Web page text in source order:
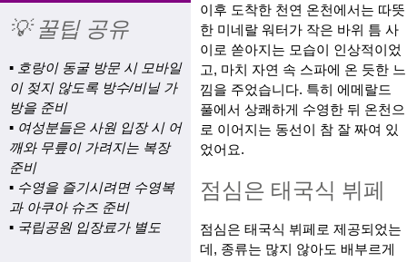
💡 꿀팁 공유
▪ 호랑이 동굴 방문 시 모바일
이 젖지 않도록 방수/비닐 가
방을 준비
▪ 여성분들은 사원 입장 시 어
깨와 무릎이 가려지는 복장
준비
▪ 수영을 즐기시려면 수영복
과 아쿠아 슈즈 준비
▪ 국립공원 입장료가 별도
이후 도착한 천연 온천에서는 따뜻
한 미네랄 워터가 작은 바위 틈 사
이로 쏟아지는 모습이 인상적이었
고, 마치 자연 속 스파에 온 듯한 느
낌을 주었습니다. 특히 에메랄드
풀에서 상쾌하게 수영한 뒤 온천으
로 이어지는 동선이 참 잘 짜여 있
었어요.
점심은 태국식 뷔페
점심은 태국식 뷔페로 제공되었는
데, 종류는 많지 않아도 배부르게